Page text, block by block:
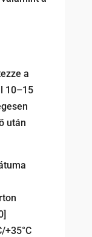
a
10–15
után
+35°C